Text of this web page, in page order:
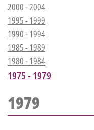
2000 - 2004
1995 - 1999
1990 - 1994
1985 - 1989
1980 - 1984
1975 - 1979
1979